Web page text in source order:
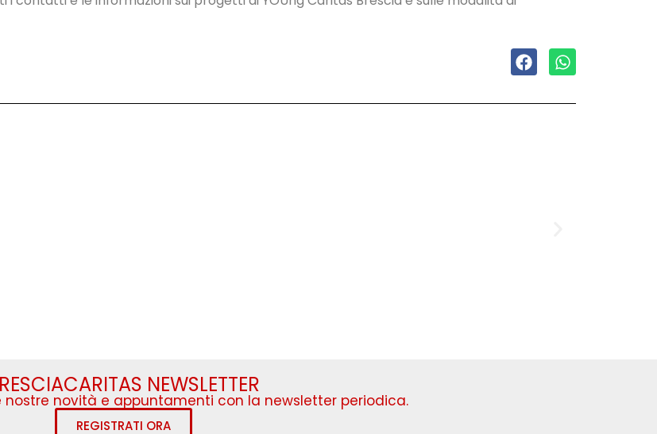
NEWSLETTER
nostre novità e appuntamenti con la newsletter periodica.
REGISTRATI ORA